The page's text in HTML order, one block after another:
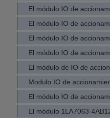
El módulo IO de
El módulo IO de
El módulo IO de
El módulo IO de
El módulo de IO de
Modulo IO de
El módulo IO de
El módulo 1LA7063-